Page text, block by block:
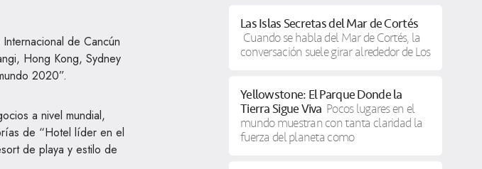
de Cancún
Hong Kong, Sydney
2020”.
a nivel mundial,
de “Hotel líder en el
de playa y estilo de
Las Islas Secretas del Mar de Cortés
Cuando se habla del Mar de Cortés, la
conversación suele girar alrededor de Los
Yellowstone: El Parque Donde la
Tierra Sigue Viva Pocos lugares en el
mundo muestran con tanta claridad la
fuerza del planeta como